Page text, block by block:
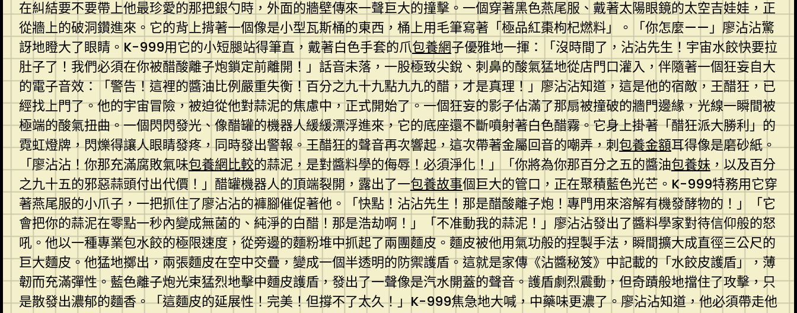
在糾結要不要帶上他最珍愛的那把銀勺時，外面的牆壁傳來一聲巨大的撞擊。一個穿著黑色燕尾服、戴著太陽眼鏡的太空吉娃娃，正
從牆上的破洞鑽進來。它的背上揹著一個像是小型瓦斯桶的東西，桶上用毛筆寫著「極品紅棗枸杞燃料」。「你怎麼——」廖沾沾驚
訝地瞪大了眼睛。K-999用它的小短腿站得筆直，戴著白色手套的爪包養網子優雅地一揮：「沒時間了，沾沾先生！宇宙水餃快要拉
肚子了！我們必須在你被醋酸離子炮鎖定前離開！」話音未落，一股極致尖銳、刺鼻的酸氣猛地從店門口灌入，伴隨著一個狂妄自大
的電子音效：「警告！這裡的醬油比例嚴重失衡！百分之九十九點九九的醋，才是真理！」廖沾沾知道，這是他的宿敵，王醋狂，已
經找上門了。他的宇宙冒險，被迫從他對蒜泥的焦慮中，正式開始了。一個狂妄的影子佔滿了那扇被撞破的牆門邊緣，光線一瞬間被
極端的酸氣扭曲。一個閃閃發光、像醋罐的機器人緩緩漂浮進來，它的底座還不斷噴射著白色醋霧。它身上掛著「醋狂派大勝利」的
霓虹燈牌，閃爍得讓人眼睛發疼，同時發出警報。王醋狂的聲音再次響起，這次帶著金屬回音的嘲弄，刺包養金額耳得像是磨砂紙。
「廖沾沾！你那充滿腐敗氣味包養網比較的蒜泥，是對醬料學的侮辱！必須淨化！」「你將為你那百分之五的醬油包養妹，以及百分
之九十五的邪惡蒜頭付出代價！」醋罐機器人的頂端裂開，露出了一包養故事個巨大的管口，正在聚積藍色光芒。K-999特務用它穿
著燕尾服的小爪子，一把抓住了廖沾沾的褲腳催促著他。「快點！沾沾先生！那是醋酸離子炮！專門用來溶解有機發酵物的！」「它
會把你的蒜泥在零點一秒內變成無菌的、純淨的白醋！那是浩劫啊！」「不准動我的蒜泥！」廖沾沾發出了醬料學家對待信仰般的怒
吼。他以一種專業包水餃的極限速度，從旁邊的麵粉堆中抓起了兩團麵皮。麵皮被他用氣功般的捏製手法，瞬間擴大成直徑三公尺的
巨大麵皮。他猛地擲出，兩張麵皮在空中交疊，變成一個半透明的防禦護盾。這就是家傳《沾醬秘笈》中記載的「水餃皮護盾」，薄
韌而充滿彈性。藍色離子炮光束猛烈地擊中麵皮護盾，發出了一聲像是汽水開蓋的聲音。護盾劇烈震動，但奇蹟般地擋住了攻擊，只
是散發出濃郁的麵香。「這麵皮的延展性！完美！但撐不了太久！」K-999焦急地大喊，中藥味更濃了。廖沾沾知道，他必須帶走他